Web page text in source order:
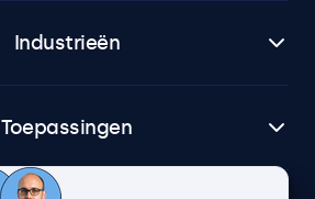
Industrieën
Toepassingen